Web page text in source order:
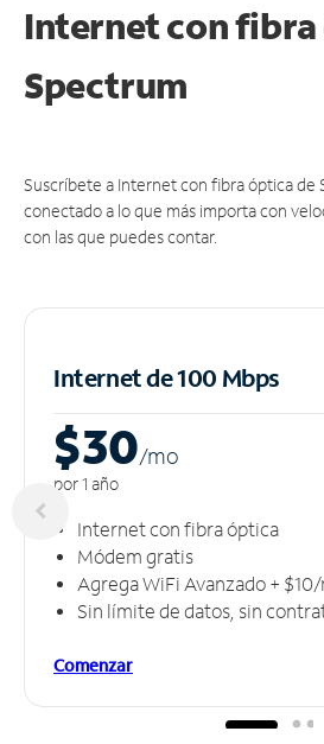
Internet con
Spectrum
Suscríbete a Internet con fibra óptica de
conectado a lo que más importa con
con las que puedes contar.
Internet de 100 Mbps
$30/mo
por 1 año
Internet con fibra óptica
Módem gratis
Agrega WiFi Avanzado +
Sin límite de datos, sin
Comenzar